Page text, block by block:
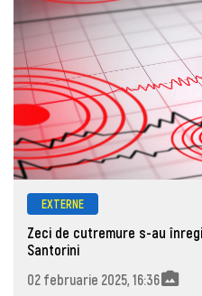
EXTERNE
Zeci de cutremure s-au
Santorini
02 februarie 2025, 16:36